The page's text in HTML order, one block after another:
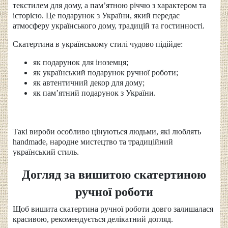
текстилем для дому, а пам’ятною річчю з характером та
історією. Це подарунок з України, який передає
атмосферу українського дому, традицій та гостинності.
Скатертина в українському стилі чудово підійде:
як подарунок для іноземця;
як український подарунок ручної роботи;
як автентичний декор для дому;
як пам’ятний подарунок з України.
Такі вироби особливо цінуються людьми, які люблять
handmade, народне мистецтво та традиційний
український стиль.
Догляд за вишитою скатертиною
ручної роботи
Щоб вишита скатертина ручної роботи довго залишалася
красивою, рекомендується делікатний догляд.